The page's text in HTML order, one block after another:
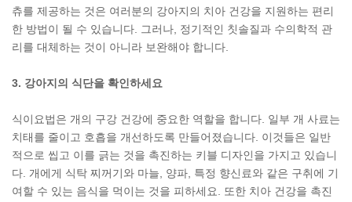
츄를 제공하는 것은 여러분의 강아지의 치아 건강을 지원하는 편리
한 방법이 될 수 있습니다. 그러나, 정기적인 칫솔질과 수의학적 관
리를 대체하는 것이 아니라 보완해야 합니다.
3. 강아지의 식단을 확인하세요
식이요법은 개의 구강 건강에 중요한 역할을 합니다. 일부 개 사료는
치태를 줄이고 호흡을 개선하도록 만들어졌습니다. 이것들은 일반
적으로 씹고 이를 긁는 것을 촉진하는 키블 디자인을 가지고 있습니
다. 개에게 식탁 찌꺼기와 마늘, 양파, 특정 향신료와 같은 구취에 기
여할 수 있는 음식을 먹이는 것을 피하세요. 또한 치아 건강을 촉진